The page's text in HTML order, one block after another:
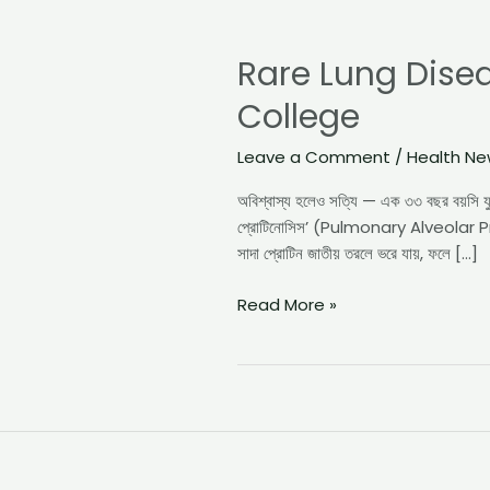
Rare Lung
College
Leave a Comment / Health
অবিশ্বাস্য হলেও সত্যি — এক ৩৩ বছর বয়সি
প্রোটিনোসিস’ (Pulmonary Alveolar
সাদা প্রোটিন জাতীয় তরলে ভরে যায়, ফলে […]
Disease
PAP
Successfully
NRS
Medical
College
Read More »